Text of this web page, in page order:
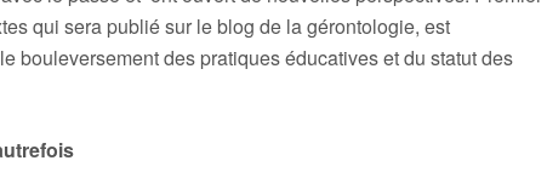
qui sera publié sur le blog de la gérontologie, est
bouleversement des pratiques éducatives et du statut des